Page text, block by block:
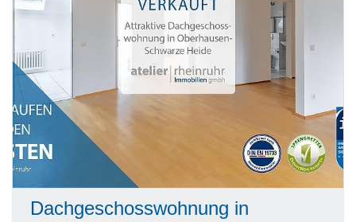
Dachgeschosswohnung in